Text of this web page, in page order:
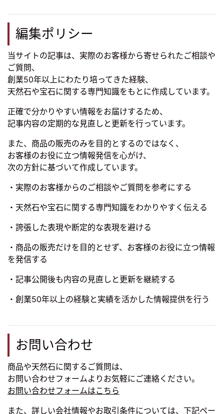
編集ポリシー
当サイトの記事は、実際のお客様から寄せられたご相談や
ご質問、
創業50年以上にわたり培ってきた経験、
天然石や宝石に関する専門知識をもとに作成しています。
正確で分かりやすい情報をお届けするため、
記事内容の定期的な見直しと更新を行っています。
また、商品の販売のみを目的とするのではなく、
お客様のお役に立つ情報発信を心がけ、
次の方針に基づいて作成しています。
・実際のお客様からのご相談やご質問を参考にする
・天然石や宝石に関する専門知識をわかりやすく伝える
・誇張した表現や断定的な表現を避ける
・商品の販売だけを目的とせず、お客様のお役に立つ情報
を発信する
・記事公開後も内容の見直しと更新を継続する
・創業50年以上の経験と実績を活かした情報提供を行う
お問い合わせ
商品や天然石に関するご質問は、
お問い合わせフォームよりお気軽にご連絡ください。
お問い合わせフォームはこちら
また、詳しい会社情報やお取引条件については、下記ペー